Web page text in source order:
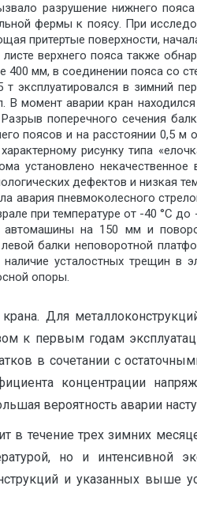
разрушение нижнего
фермы к поясу. При
притертые поверхности,
верхнего пояса также
400 мм, в соединении пояса со
эксплуатировался в зимний
В момент аварии кран
поперечного сечения
поясов и на расстоянии 0,5 м
рисунку типа
установлено
дефектов и низкая
авария пневмоколесного
при температуре от -40 °С
на 150 мм и
балки неповоротной
усталостных трещин в
опоры.
Для
к первым годам
в сочетании с
концентрации
вероятность аварии
в течение трех зимних
но и интенсивной
и указанных выше